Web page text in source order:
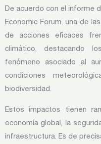
De acuerdo con el informe
Economic Forum, una de
de acciones eficaces
climático, destacando
fenómeno asociado al
condiciones
biodiversidad.
Estos impactos tienen
economía global, la
infraestructura. Es de